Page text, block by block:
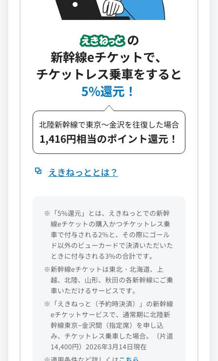
の
新幹線eチケットで、
チケットレス乗車をすると
5%還元！
北陸新幹線で東京～金沢を往復した場合
1,416円相当のポイント還元！
えきねっととは？
※「5%還元」とは、えきねっとでの新幹
線eチケットの購入かつチケットレス乗
車で付与される2%と、その際にゴール
ド以外のビューカードで決済いただいた
ときに付与される3%の合計です。
※新幹線eチケットは東北・北海道、上
越、北陸、⼭形、秋⽥の各新幹線にご乗
車いただけるサービスです。
※「えきねっと（予約時決済）」の新幹線
eチケットサービスで、通常期に北陸新
幹線東京−金沢間（指定席）を申し込
み、チケットレス乗車した場合。（片道
14,400円）2026年3月14日現在